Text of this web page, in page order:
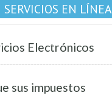
SERVICIOS EN LÍNEA
Electrónicos
sus impuestos